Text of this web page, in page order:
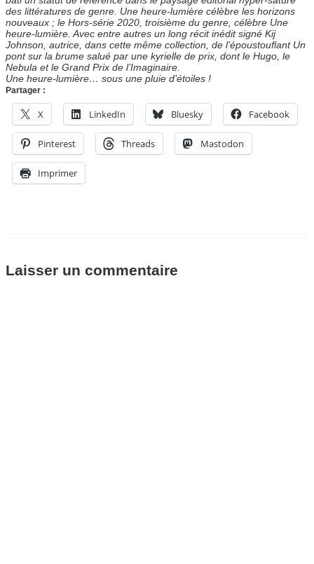
des littératures de genre. Une heure-lumière célèbre les horizons
nouveaux ; le Hors-série 2020, troisième du genre, célèbre Une
heure-lumière. Avec entre autres un long récit inédit signé Kij
Johnson, autrice, dans cette même collection, de l’époustouflant Un
pont sur la brume salué par une kyrielle de prix, dont le Hugo, le
Nebula et le Grand Prix de l’Imaginaire.
Une heure-lumière… sous une pluie d’étoiles !
Partager :
X LinkedIn Bluesky Facebook
Pinterest Threads Mastodon
Imprimer
Laisser un commentaire